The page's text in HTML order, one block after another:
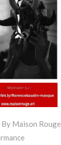
By Maison Rouge